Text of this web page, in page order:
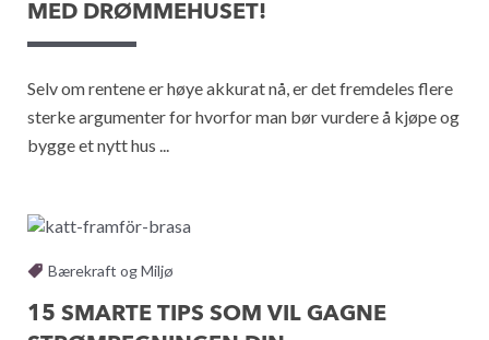
MED DRØMMEHUSET!
Selv om rentene er høye akkurat nå, er det fremdeles flere
sterke argumenter for hvorfor man bør vurdere å kjøpe og
bygge et nytt hus ...
Bærekraft og Miljø
15 SMARTE TIPS SOM VIL GAGNE